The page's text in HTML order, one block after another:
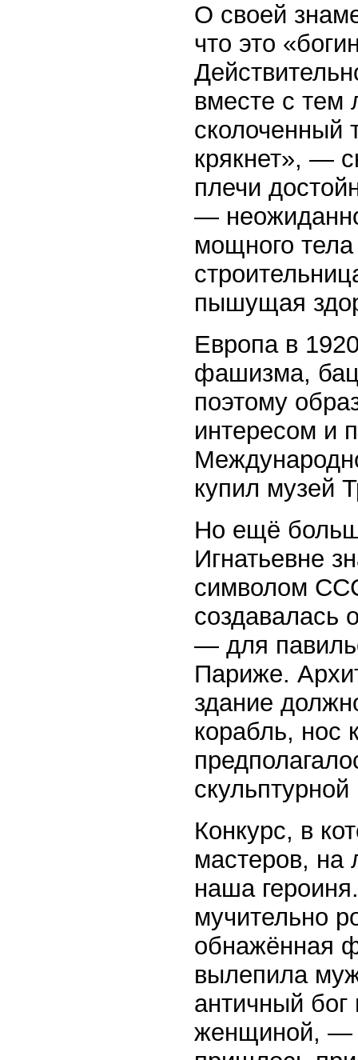
О своей
что это
вместе с тем
сколоченный
крякнет», —
плечи
—
мощного
пышущая
Европа в
фашизма,
поэтому
интересом и
купил музей
Но ещё
Игнатьевне
символом
создавалась
— для
Париже.
здание
корабль, нос
скульптурной
Конкурс, в
мастеров, на
наша
мучительно
обнажённая
вылепила
античный
женщиной, —